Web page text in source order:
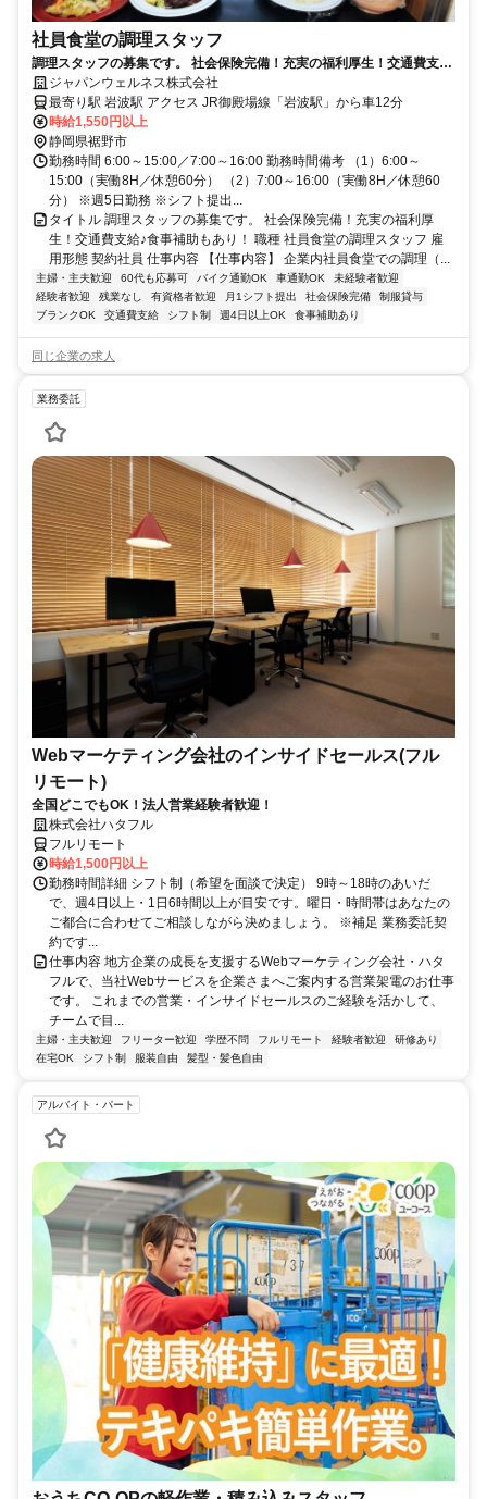
社員食堂の調理スタッフ
調理スタッフの募集です。 社会保険完備！充実の福利厚生！交通費支給
♪食事補助もあり！
ジャパンウェルネス株式会社
最寄り駅 岩波駅 アクセス JR御殿場線「岩波駅」から車12分
時給1,550円以上
静岡県裾野市
勤務時間 6:00～15:00／7:00～16:00 勤務時間備考 （1）6:00～
15:00（実働8H／休憩60分） （2）7:00～16:00（実働8H／休憩60
分） ※週5日勤務 ※シフト提出...
タイトル 調理スタッフの募集です。 社会保険完備！充実の福利厚
生！交通費支給♪食事補助もあり！ 職種 社員食堂の調理スタッフ 雇
用形態 契約社員 仕事内容 【仕事内容】 企業内社員食堂での調理（...
主婦・主夫歓迎 60代も応募可 バイク通勤OK 車通勤OK
未経験者歓迎
経験者歓迎
残業なし 有資格者歓迎 月1シフト提出 社会保険完備
制服貸与
ブランクOK
交通費支給 シフト制 週4日以上OK 食事補助あり
同じ企業の求人
業務委託
Webマーケティング会社のインサイドセールス(フル
リモート)
全国どこでもOK！法人営業経験者歓迎！
株式会社ハタフル
フルリモート
時給1,500円以上
勤務時間詳細 シフト制（希望を面談で決定） 9時～18時のあいだ
で、週4日以上・1日6時間以上が目安です。曜日・時間帯はあなたの
ご都合に合わせてご相談しながら決めましょう。 ※補足 業務委託契
約です...
仕事内容 地方企業の成長を支援するWebマーケティング会社・ハタ
フルで、当社Webサービスを企業さまへご案内する営業架電のお仕事
です。 これまでの営業・インサイドセールスのご経験を活かして、
チームで目...
主婦・主夫歓迎 フリーター歓迎 学歴不問 フルリモート 経験者歓迎
研修あり
在宅OK
シフト制 服装自由 髪型・髪色自由
アルバイト・パート